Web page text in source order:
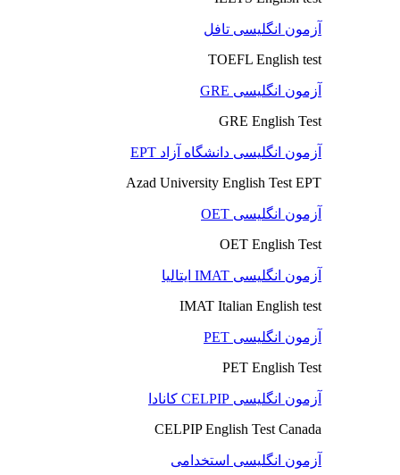
آزمون انگلیسی تافل
TOEFL English test
آزمون انگلیسی GRE
GRE English Test
آزمون انگلیسی دانشگاه آزاد EPT
Azad University English Test EPT
آزمون انگلیسی OET
OET English Test
آزمون انگلیسی IMAT ایتالیا
IMAT Italian English test
آزمون انگلیسی PET
PET English Test
آزمون انگلیسی CELPIP کانادا
CELPIP English Test Canada
آزمون انگلیسی استخدامی